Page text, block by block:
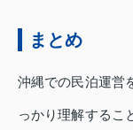
まとめ
沖縄での民泊運営
っかり理解するこ